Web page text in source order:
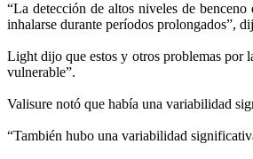
“La detección de altos niveles de
inhalarse durante períodos prolongados”,
Light dijo que estos y otros problemas por
vulnerable”.
Valisure notó que había una variabilidad
“También hubo una variabilidad